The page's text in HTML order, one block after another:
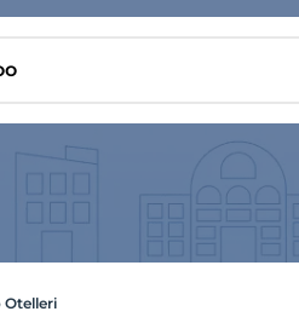
Otelleri